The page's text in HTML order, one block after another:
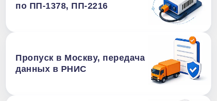
по ПП-1378, ПП-2216
Пропуск в Москву, передача
данных в РНИС